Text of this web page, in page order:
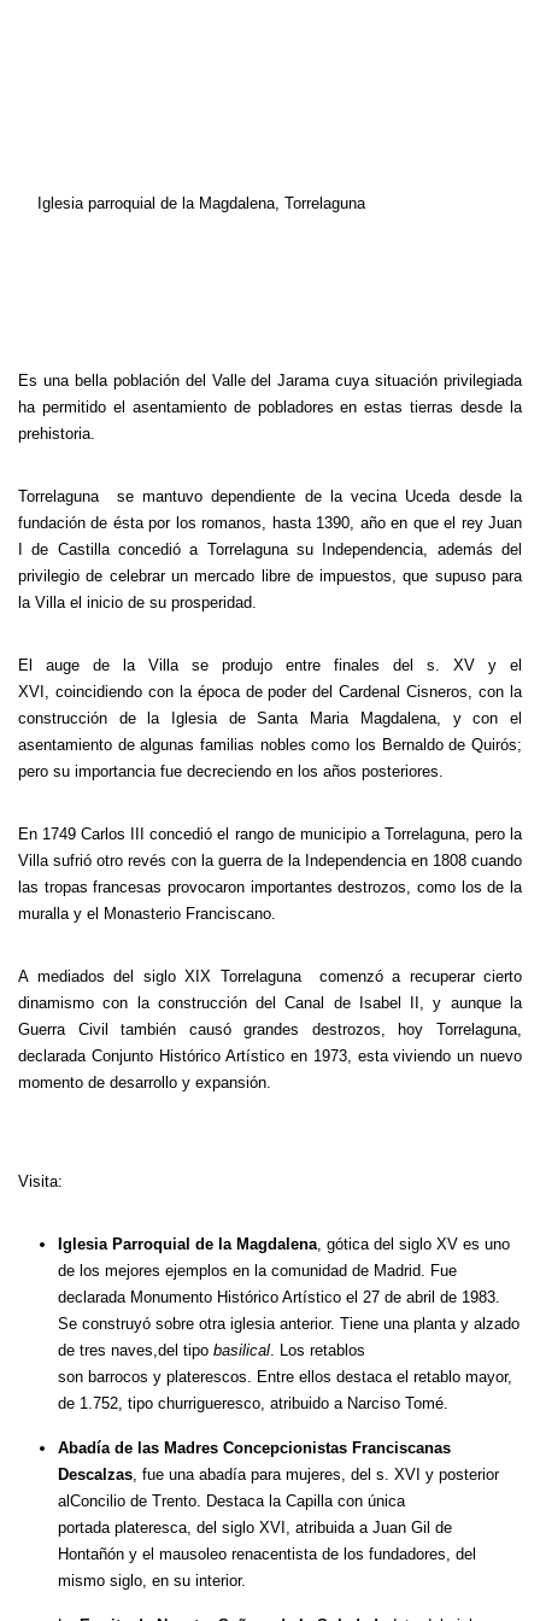
Iglesia parroquial de la Magdalena, Torrelaguna
Es una bella población del Valle del Jarama cuya situación privilegiada
ha permitido el asentamiento de pobladores en estas tierras desde la
prehistoria.
Torrelaguna se mantuvo dependiente de la vecina Uceda desde la
fundación de ésta por los romanos, hasta 1390, año en que el rey Juan
I de Castilla concedió a Torrelaguna su Independencia, además del
privilegio de celebrar un mercado libre de impuestos, que supuso para
la Villa el inicio de su prosperidad.
El auge de la Villa se produjo entre finales del s. XV y el
XVI, coincidiendo con la época de poder del Cardenal Cisneros, con la
construcción de la Iglesia de Santa Maria Magdalena, y con el
asentamiento de algunas familias nobles como los Bernaldo de Quirós;
pero su importancia fue decreciendo en los años posteriores.
En 1749 Carlos III concedió el rango de municipio a Torrelaguna, pero la
Villa sufrió otro revés con la guerra de la Independencia en 1808 cuando
las tropas francesas provocaron importantes destrozos, como los de la
muralla y el Monasterio Franciscano.
A mediados del siglo XIX Torrelaguna comenzó a recuperar cierto
dinamismo con la construcción del Canal de Isabel II, y aunque la
Guerra Civil también causó grandes destrozos, hoy Torrelaguna,
declarada Conjunto Histórico Artístico en 1973, esta viviendo un nuevo
momento de desarrollo y expansión.
Visita:
Iglesia Parroquial de la Magdalena, gótica del siglo XV es uno
de los mejores ejemplos en la comunidad de Madrid. Fue
declarada Monumento Histórico Artístico el 27 de abril de 1983.
Se construyó sobre otra iglesia anterior. Tiene una planta y alzado
de tres naves,del tipo basilical. Los retablos
son barrocos y platerescos. Entre ellos destaca el retablo mayor,
de 1.752, tipo churrigueresco, atribuido a Narciso Tomé.
Abadía de las Madres Concepcionistas Franciscanas
Descalzas, fue una abadía para mujeres, del s. XVI y posterior
alConcilio de Trento. Destaca la Capilla con única
portada plateresca, del siglo XVI, atribuida a Juan Gil de
Hontañón y el mausoleo renacentista de los fundadores, del
mismo siglo, en su interior.